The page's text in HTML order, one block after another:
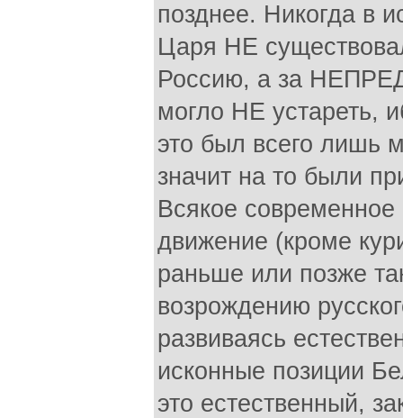
позднее. Никогда в
Царя НЕ
Россию, а за
могло НЕ устареть,
это был всего лишь
значит на то были
Всякое современное
движение (кроме
раньше или позже
возрождению
развиваясь
исконные позиции
это естественный,